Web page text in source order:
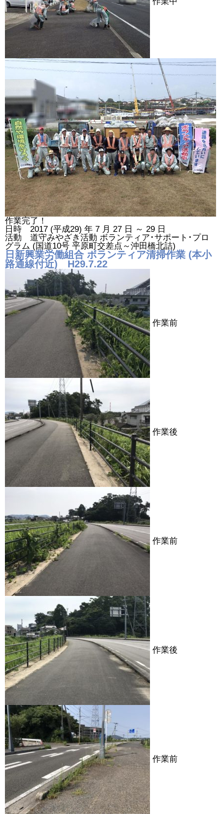
作業完了！
日時 2017 (平成29) 年 7 月 27 日 ～ 29 日
活動 道守みやざき活動 ボランティア･サポート･プロ
グラム (国道10号 平原町交差点～沖田橋北詰)
日新興業労働組合 ボランティア清掃作業 (本小
路通線付近) H29.7.22
作業前
作業後
作業前
作業後
作業前